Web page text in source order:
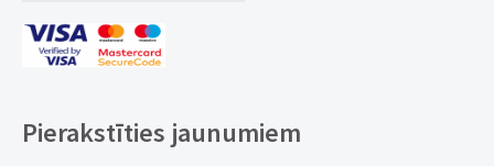
Pierakstīties jaunumiem